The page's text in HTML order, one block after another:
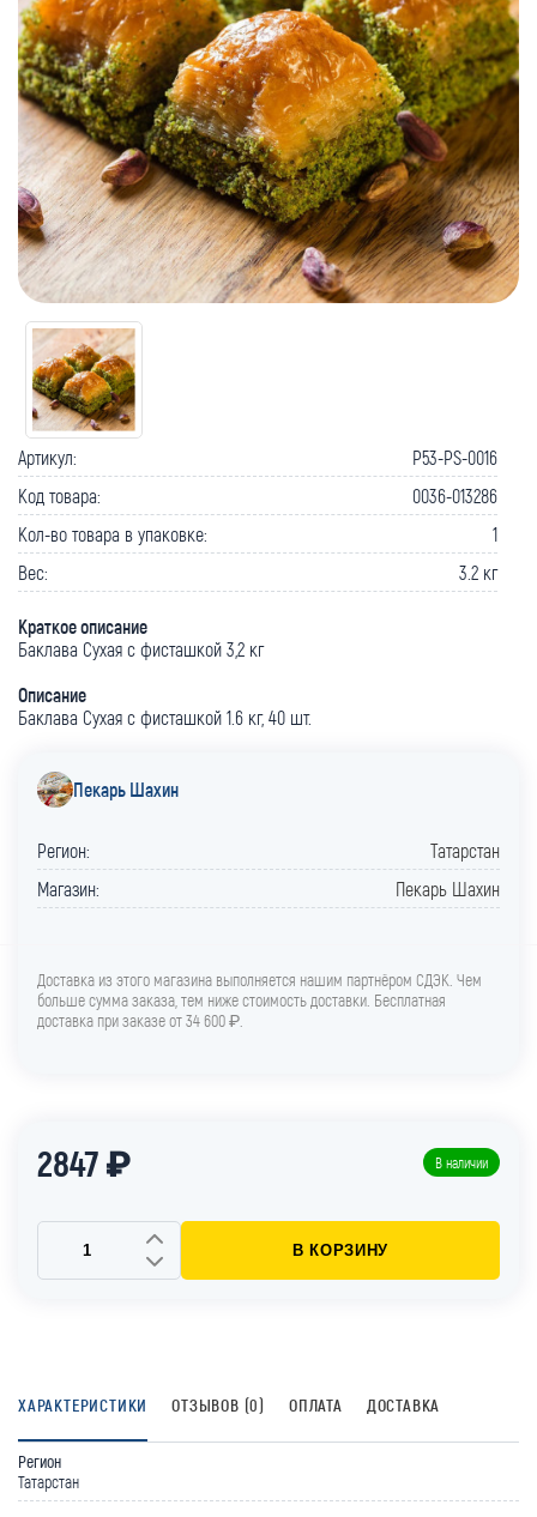
Артикул:
P53-PS-0016
Код товара:
0036-013286
Кол-во товара в упаковке:
1
Вес:
3.2 кг
Краткое описание
Баклава Сухая с фисташкой 3,2 кг
Описание
Баклава Сухая с фисташкой 1.6 кг, 40 шт.
Пекарь Шахин
Регион:
Татарстан
Магазин:
Пекарь Шахин
Доставка из этого магазина выполняется нашим партнёром СДЭК. Чем
больше сумма заказа, тем ниже стоимость доставки. Бесплатная
доставка при заказе от 34 600 ₽.
2847 ₽ В наличии
В КОРЗИНУ
ХАРАКТЕРИСТИКИ ОТЗЫВОВ (0) ОПЛАТА ДОСТАВКА
Регион
Татарстан